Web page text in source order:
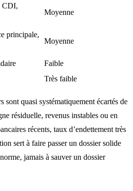
CDI,
Moyenne
principale,
Moyenne
Faible
Très faible
sont quasi systématiquement écartés de
résiduelle, revenus instables ou en
récents, taux d’endettement très
sert à faire passer un dossier solide
jamais à sauver un dossier